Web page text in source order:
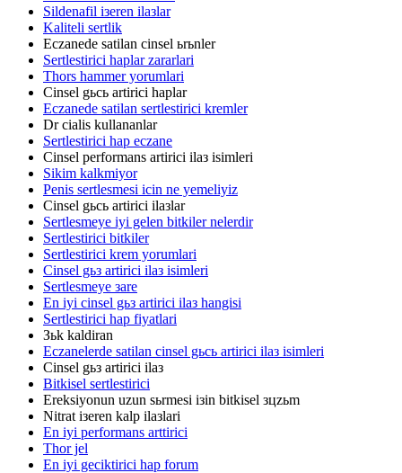
Sildenafil iзeren ilaзlar
Kaliteli sertlik
Eczanede satilan cinsel ьrьnler
Sertlestirici haplar zararlari
Thors hammer yorumlari
Cinsel gьcь artirici haplar
Eczanede satilan sertlestirici kremler
Dr cialis kullananlar
Sertlestirici hap eczane
Cinsel performans artirici ilaз isimleri
Sikim kalkmiyor
Penis sertlesmesi icin ne yemeliyiz
Cinsel gьcь artirici ilaзlar
Sertlesmeye iyi gelen bitkiler nelerdir
Sertlestirici bitkiler
Sertlestirici krem yorumlari
Cinsel gьз artirici ilaз isimleri
Sertlesmeye зare
En iyi cinsel gьз artirici ilaз hangisi
Sertlestirici hap fiyatlari
Зьk kaldiran
Eczanelerde satilan cinsel gьcь artirici ilaз isimleri
Cinsel gьз artirici ilaз
Bitkisel sertlestirici
Ereksiyonun uzun sьrmesi iзin bitkisel зцzьm
Nitrat iзeren kalp ilaзlari
En iyi performans arttirici
Thor jel
En iyi geciktirici hap forum